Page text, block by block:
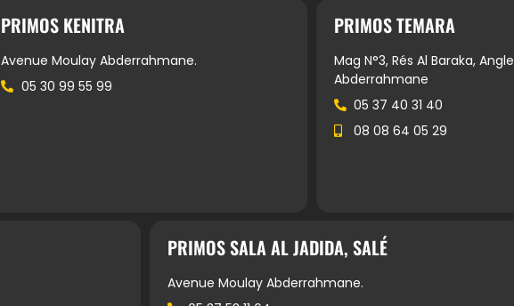
PRIMOS KENITRA
Avenue Moulay Abderrahmane.
05 30 99 55 99
PRIMOS TEMARA
Mag N°3, Rés Al Baraka,
Abderrahmane
05 37 40 31 40
08 08 64 05 29
PRIMOS SALA AL JADIDA, SALÉ
Avenue Moulay Abderrahmane.